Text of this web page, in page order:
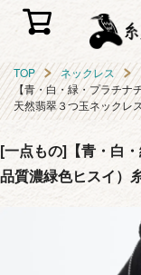
TOP
ネックレス
【青・白・緑・プラチナ
天然翡翠３つ玉ネックレ
[一点もの]【青・白
品質濃緑色ヒスイ）